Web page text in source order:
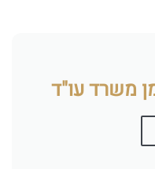
משרד עו"ד